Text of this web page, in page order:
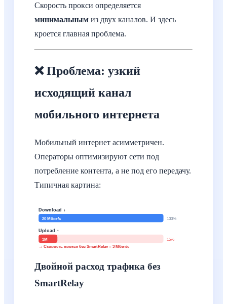
Скорость прокси определяется
минимальным из двух каналов. И здесь
кроется главная проблема.
❌ Проблема: узкий
исходящий канал
мобильного интернета
Мобильный интернет асимметричен.
Операторы оптимизируют сети под
потребление контента, а не под его передачу.
Типичная картина:
Download ↓
20 Мбит/с 100%
Upload ↑
3М
15%
→ Скорость прокси без SmartRelay = 3 Мбит/с
Двойной расход трафика без
SmartRelay